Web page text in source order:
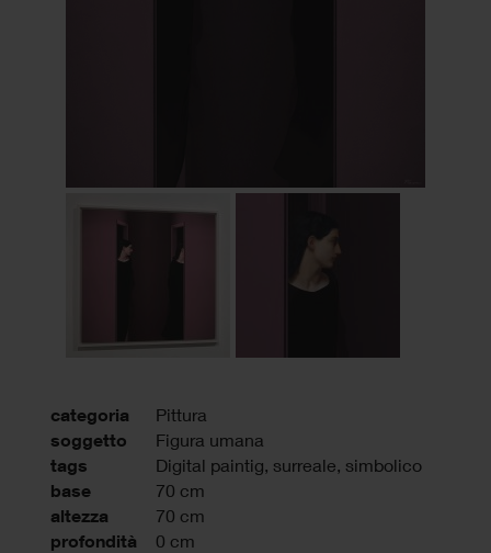
categoria Pittura
soggetto Figura umana
tags Digital paintig, surreale, simbolico
base 70 cm
altezza 70 cm
profondità 0 cm